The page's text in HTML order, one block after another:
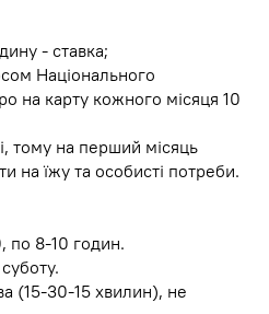
- ставка;
Національного
на карту кожного місяця 10
тому на перший місяць
на їжу та особисті потреби.
по 8-10 годин.
(15-30-15 хвилин), не